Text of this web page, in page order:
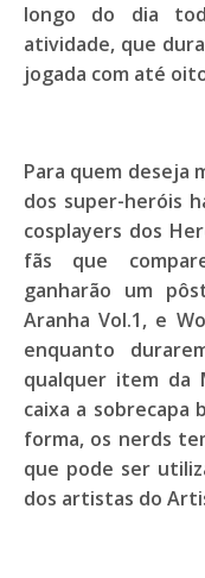
longo do dia
atividade, que
jogada com até
Para quem deseja
dos super-heróis
cosplayers dos
fãs que
ganharão um
Aranha Vol.1, e
enquanto
qualquer item da
caixa a sobrecapa
forma, os nerds
que pode ser
dos artistas do